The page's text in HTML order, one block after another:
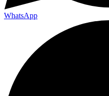
WhatsApp